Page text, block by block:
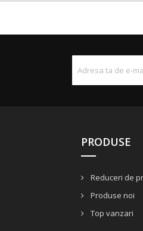
PRODUSE
Reduceri de
Produse noi
Top vanzari